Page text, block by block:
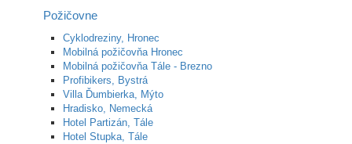
Požičovne
Cyklodreziny, Hronec
Mobilná požičovňa Hronec
Mobilná požičovňa Tále - Brezno
Profibikers, Bystrá
Villa Ďumbierka, Mýto
Hradisko, Nemecká
Hotel Partizán, Tále
Hotel Stupka, Tále